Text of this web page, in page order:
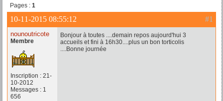
Pages : 1
#1
10-11-2015 08:55:12
nounoutricote
Membre
Inscription : 21-
10-2012
Messages : 1
656
Bonjour à toutes ....demain repos aujourd'hui 3
accueils et fini à 16h30....plus un bon torticolis
....Bonne journée